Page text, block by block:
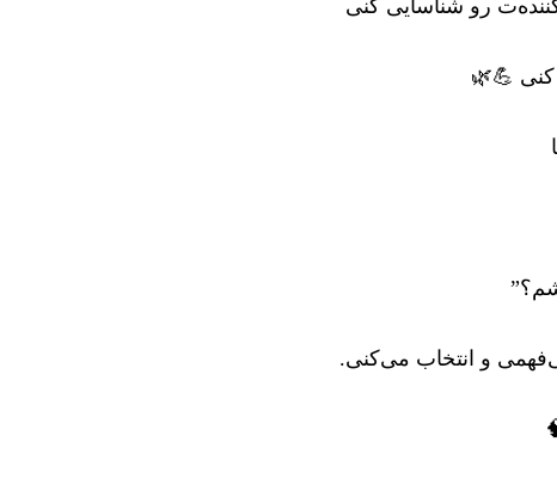
رو شناسایی کنی
کنی 💪🌿
و انتخاب می‌کنی.